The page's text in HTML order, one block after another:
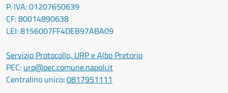
P. IVA: 01207650639
CF: 80014890638
LEI: 8156007FF4DEB97ABA09
Servizio Protocollo, URP e Albo Pretorio
PEC: urp@pec.comune.napoli.it
Centralino unico:0817951111